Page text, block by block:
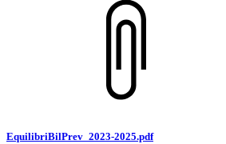
EquilibriBilPrev_2023-2025.pdf